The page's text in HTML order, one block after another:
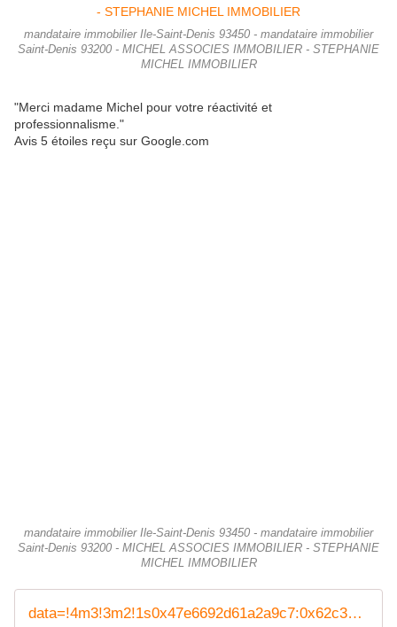
mandataire immobilier Ile-Saint-Denis 93450 - mandataire immobilier
Saint-Denis 93200 - MICHEL ASSOCIES IMMOBILIER - STEPHANIE
MICHEL IMMOBILIER
"Merci madame Michel pour votre réactivité et
professionnalisme."
Avis 5 étoiles reçu sur Google.com
mandataire immobilier Ile-Saint-Denis 93450 - mandataire immobilier
Saint-Denis 93200 - MICHEL ASSOCIES IMMOBILIER - STEPHANIE
MICHEL IMMOBILIER
data=!4m3!3m2!1s0x47e6692d61a2a9c7:0x62c3c3790d10b0ee!12e1